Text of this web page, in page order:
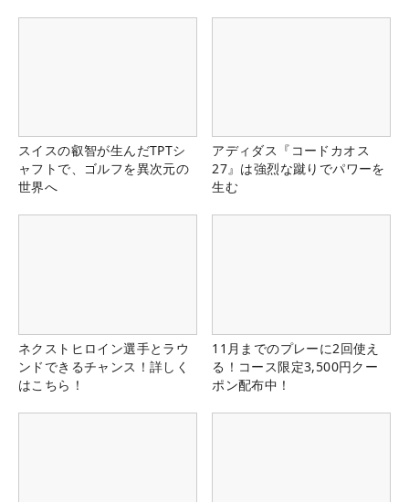
スイスの叡智が生んだTPTシ
ャフトで、ゴルフを異次元の
世界へ
アディダス『コードカオス
27』は強烈な蹴りでパワーを
生む
ネクストヒロイン選手とラウ
ンドできるチャンス！詳しく
はこちら！
11月までのプレーに2回使え
る！コース限定3,500円クー
ポン配布中！